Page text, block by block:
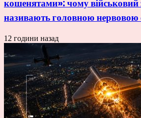
кошенятами»: чому військовий
називають головною
12 години назад